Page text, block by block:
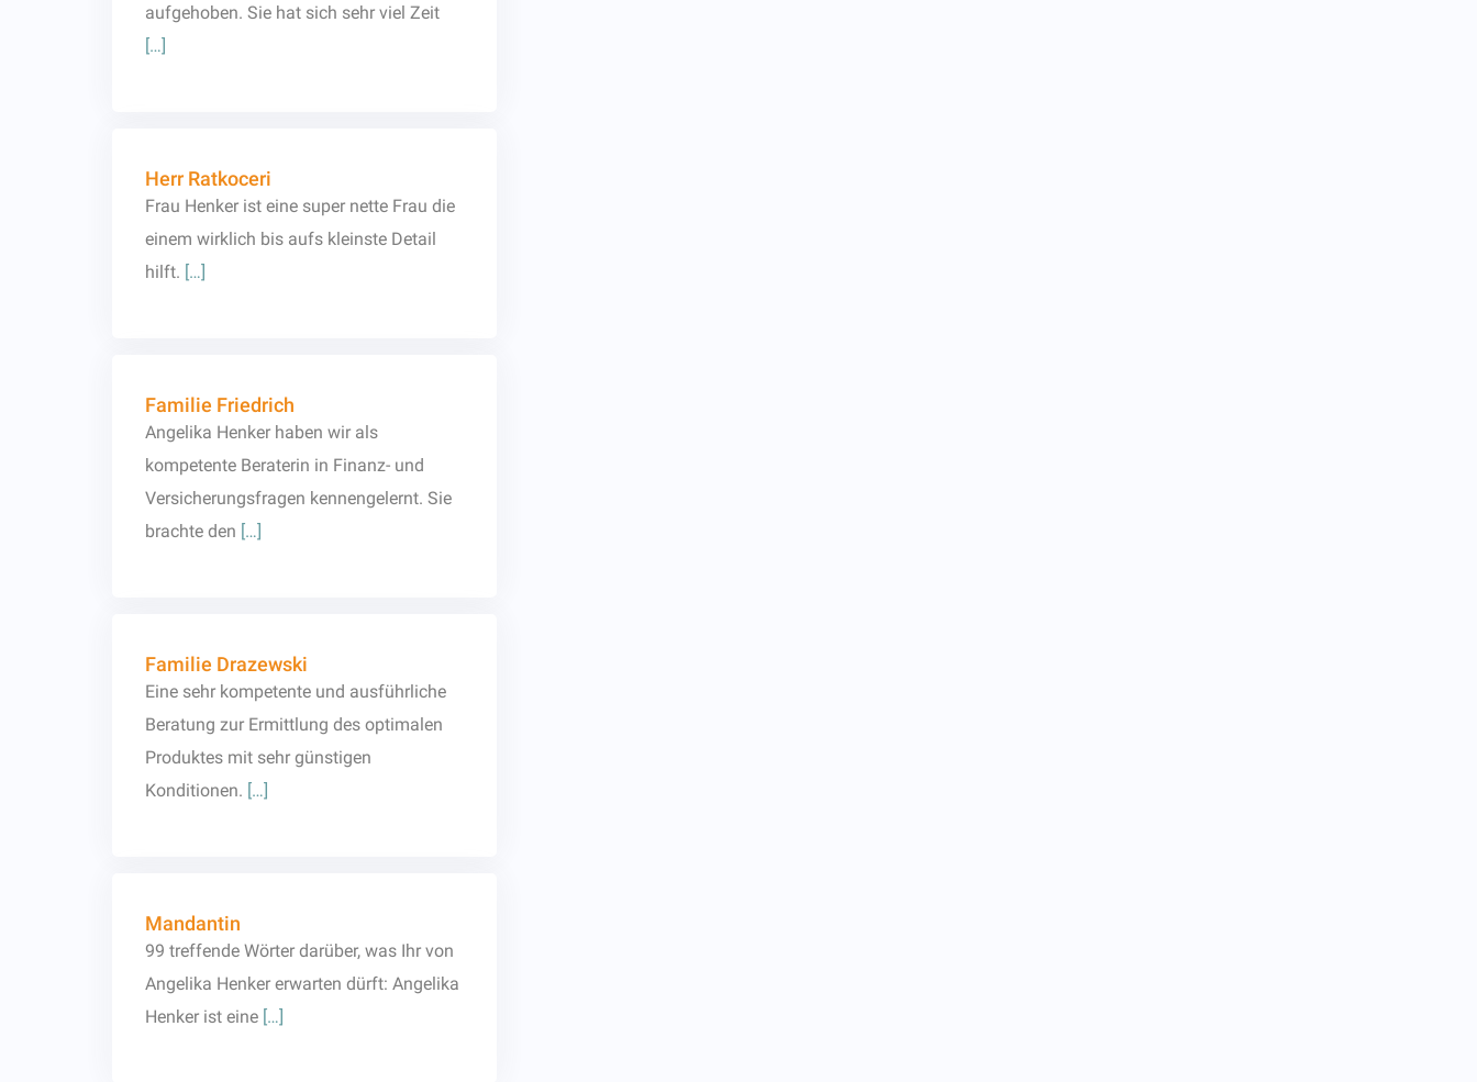
aufgehoben. Sie hat sich sehr viel Zeit
[…]
Herr Ratkoceri
Frau Henker ist eine super nette Frau die
einem wirklich bis aufs kleinste Detail
hilft. […]
Familie Friedrich
Angelika Henker haben wir als
kompetente Beraterin in Finanz- und
Versicherungsfragen kennengelernt. Sie
brachte den […]
Familie Drazewski
Eine sehr kompetente und ausführliche
Beratung zur Ermittlung des optimalen
Produktes mit sehr günstigen
Konditionen. […]
Mandantin
99 treffende Wörter darüber, was Ihr von
Angelika Henker erwarten dürft: Angelika
Henker ist eine […]